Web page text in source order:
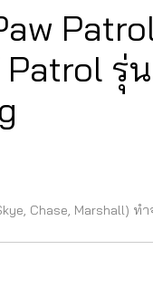
Patrol
Chase, Marshall)